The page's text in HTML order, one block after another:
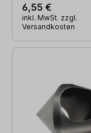
6,55 €
inkl. MwSt. zzgl.
Versandkosten